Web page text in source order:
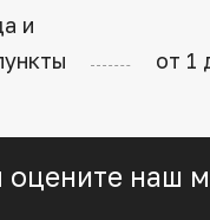
и
от 1
оцените наш